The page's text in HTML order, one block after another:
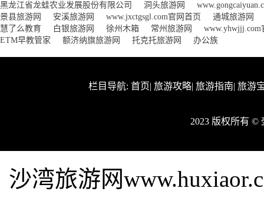
黑龙江省龙蛙农业发展股份有限公司
洞头旅游网
景县旅游网
安溪旅游网 www.jxctgsgl.com官网首页
通城旅游网
慧了么教育
白银旅游网 徐州木箱 常州旅游网
www.yhwjjj.com
ETM早教管家
额济纳旗旅游网 托克托旅游网 办公族
栏目导航: 首页| 旅游攻略| 旅游指南| 旅游
2023 版权所有
沙湾旅游网